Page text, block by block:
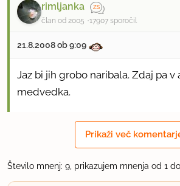
rimljanka
član od 2005 17907 sporočil
21.8.2008 ob 9:09
Jaz bi jih grobo naribala. Zdaj pa v
medvedka.
član od 2004 2716 sporočil
Prikaži več
Število mnenj: 9, prikazujem mnenja od 1